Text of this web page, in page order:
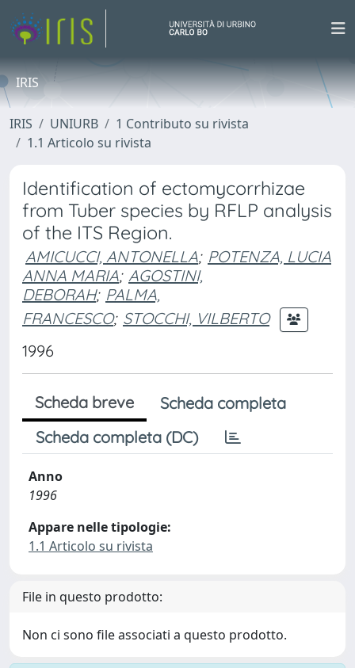
IRIS
IRIS UNIURB
1 Contributo su rivista
1.1 Articolo su rivista
Identification of ectomycorrhizae
from Tuber species by RFLP analysis
of the ITS Region.
AMICUCCI, ANTONELLA; POTENZA, LUCIA
ANNA MARIA; AGOSTINI,
DEBORAH; PALMA,
FRANCESCO; STOCCHI, VILBERTO
1996
Scheda breve
Scheda completa
Scheda completa (DC)
Anno
1996
Appare nelle tipologie:
1.1 Articolo su rivista
File in questo prodotto:
Non ci sono file associati a questo prodotto.